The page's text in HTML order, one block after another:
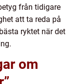
från tidigare
att ta reda på
ryktet när det
om